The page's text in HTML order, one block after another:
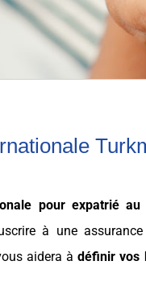
pour expatrié
à une
aidera à définir vos